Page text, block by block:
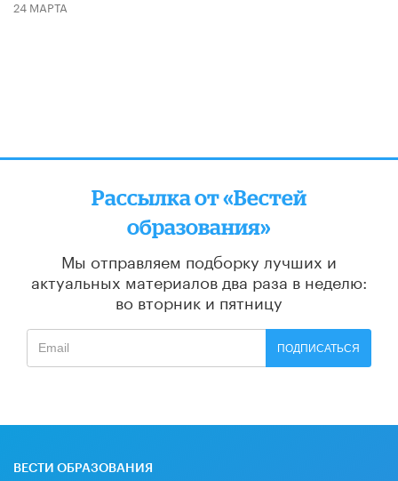
24 МАРТА
Рассылка от «Вестей
образования»
Мы отправляем подборку лучших и
актуальных материалов два раза в неделю:
во вторник и пятницу
ПОДПИСАТЬСЯ
ВЕСТИ ОБРАЗОВАНИЯ